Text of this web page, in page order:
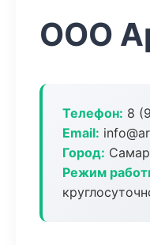
ООО
Телефон: 8
Email:
Город:
Режим